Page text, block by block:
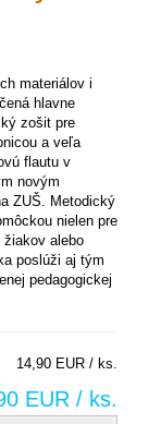
materiálov i
hlavne
zošit pre
a veľa
flautu v
novým
ZUŠ. Metodický
nielen pre
alebo
poslúži aj tým
pedagogickej
14,90 EUR / ks.
EUR / ks.